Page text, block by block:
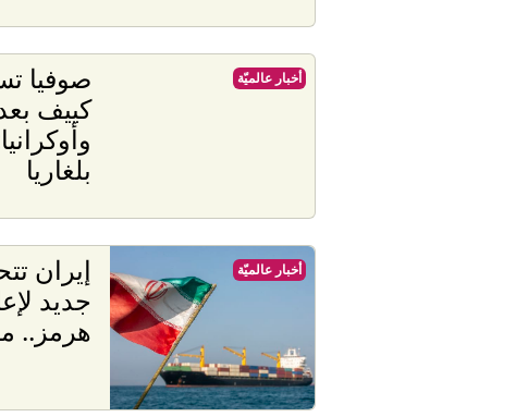
صوفيا
كييف
بلغاريا
أخبار عالميّة
إيران
جديد
هرمز..
أخبار عالميّة